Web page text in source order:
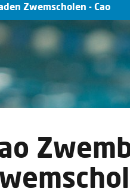
Zwemscholen - Cao